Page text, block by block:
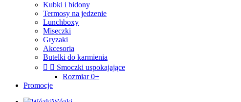
Kubki i bidony
Termosy na jedzenie
Lunchboxy
Miseczki
Gryzaki
Akcesoria
Butelki do karmienia
  Smoczki uspokajające
Rozmiar 0+
Promocje